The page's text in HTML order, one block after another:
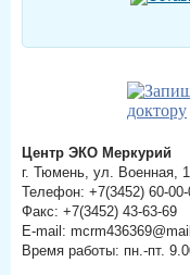
Центр ЭКО Меркурий
г. Тюмень, ул. Военная,
Телефон: +7(3452) 60-
Факс: +7(3452) 43-63-69
E-mail:
Время работы: пн.-пт.